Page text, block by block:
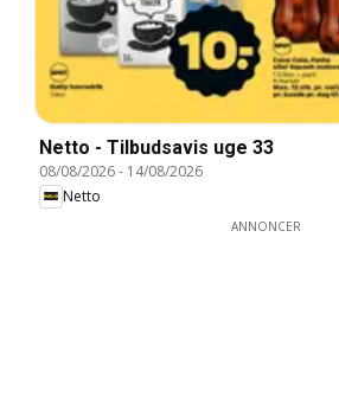
Netto - Tilbudsavis uge 33
08/08/2026- 14/08/2026
Netto
ANNONCER